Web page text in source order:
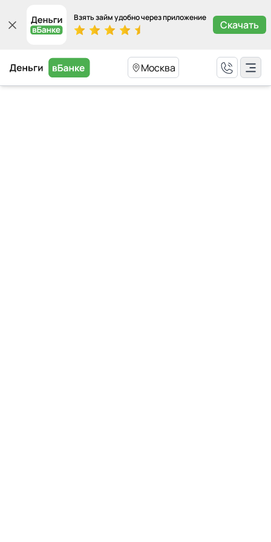
Взять займ удобно через приложение
Скачать
Москва